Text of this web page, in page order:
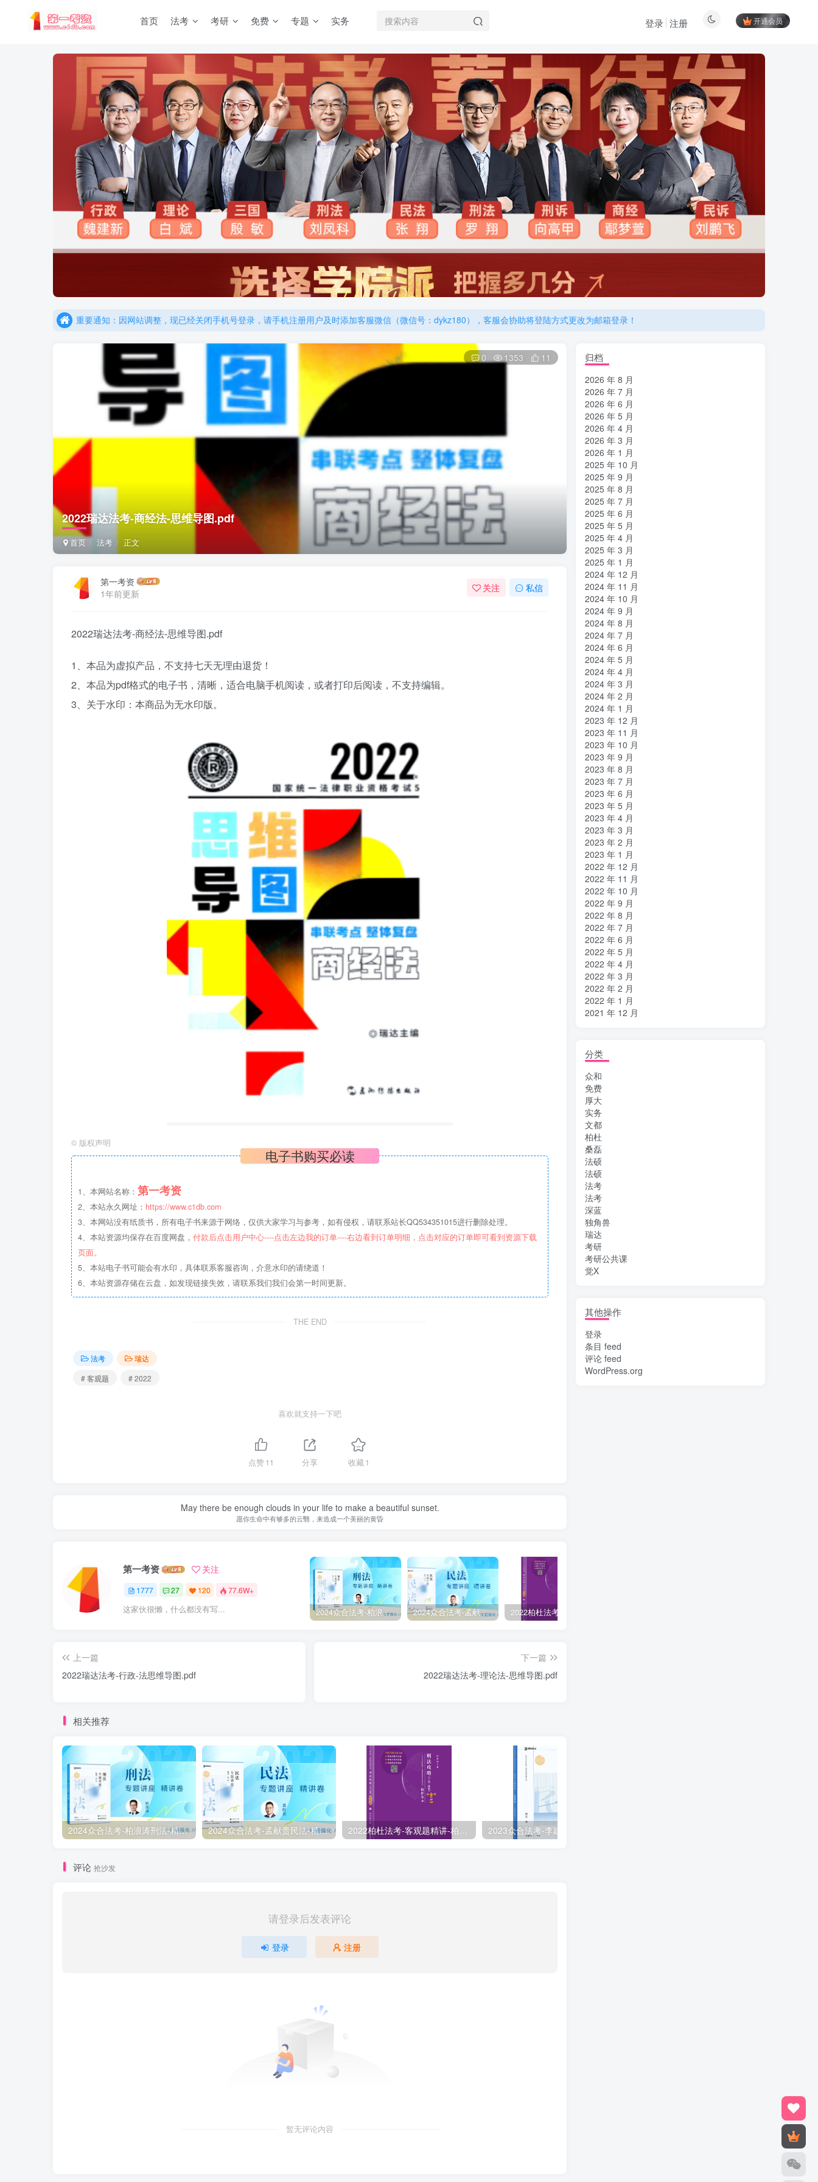
首页 法考 考研 免费 专题 实务 开通会员
登录 注册
重要通知：因网站调整，现已经关闭手机号登录，请手机注册用户及时添加客服微信（微信号：dykz180），客服会协助将登陆方式更改为邮箱登录！
更新提示：已经更新部分机构主观题法考资料，推荐厚大的考点清单，高清版，特别适合学习！
更新提示：已经更新部分机构主观题法考资料，推荐厚大的考点清单，高清版，特别适合学习！
2022瑞达法考-商经法-思维导图.pdf
首页 法考 正文
0 1353 11
第一考资
1年前更新
关注 私信
2022瑞达法考-商经法-思维导图.pdf
1、本品为虚拟产品，不支持七天无理由退货！
2、本品为pdf格式的电子书，清晰，适合电脑手机阅读，或者打印后阅读，不支持编辑。
3、关于水印：本商品为无水印版。
© 版权声明
电子书购买必读
1、本网站名称： 第一考资
2、本站永久网址： https://www.c1db.com
3、本网站没有纸质书，所有电子书来源于网络，仅供大家学习与参考，如有侵权，请联系站长QQ534351015进行删除处理。
4、本站资源均保存在百度网盘， 付款后点击用户中心----点击左边我的订单----右边看到订单明细，点击对应的订单即可看到资源下载
页面。
5、本站电子书可能会有水印，具体联系客服咨询，介意水印的请绕道！
6、本站资源存储在云盘，如发现链接失效，请联系我们我们会第一时间更新。
THE END
法考
瑞达
# 客观题
# 2022
喜欢就支持一下吧
点赞11 分享 收藏 1
May there be enough clouds in your life to make a beautiful sunset.
愿你生命中有够多的云翳，来造成一个美丽的黄昏
第一考资 关注
1777 27 120 77.6W+
这家伙很懒，什么都没有写... 2024众合法考-柏浪涛刑法-精讲卷pdf电子版（附视频1-76全） 2024众合法考-孟献贵民法-精讲卷.pdf
上一篇
2022瑞达法考-行政-法思维导图.pdf
下一篇
2022瑞达法考-理论法-思维导图.pdf
相关推荐
2024众合法考-柏浪涛刑法-精讲卷pdf电子版（附视频1-76全） 2024众合法考-孟献贵民法-精讲卷.pdf 2022柏杜法考-客观题精讲-柏浪涛刑法攻略.pdf
评论 抢沙发
请登录后发表评论
登录 注册
暂无评论内容
归档
2026 年 8 月
2026 年 7 月
2026 年 6 月
2026 年 5 月
2026 年 4 月
2026 年 3 月
2026 年 1 月
2025 年 10 月
2025 年 9 月
2025 年 8 月
2025 年 7 月
2025 年 6 月
2025 年 5 月
2025 年 4 月
2025 年 3 月
2025 年 1 月
2024 年 12 月
2024 年 11 月
2024 年 10 月
2024 年 9 月
2024 年 8 月
2024 年 7 月
2024 年 6 月
2024 年 5 月
2024 年 4 月
2024 年 3 月
2024 年 2 月
2024 年 1 月
2023 年 12 月
2023 年 11 月
2023 年 10 月
2023 年 9 月
2023 年 8 月
2023 年 7 月
2023 年 6 月
2023 年 5 月
2023 年 4 月
2023 年 3 月
2023 年 2 月
2023 年 1 月
2022 年 12 月
2022 年 11 月
2022 年 10 月
2022 年 9 月
2022 年 8 月
2022 年 7 月
2022 年 6 月
2022 年 5 月
2022 年 4 月
2022 年 3 月
2022 年 2 月
2022 年 1 月
2021 年 12 月
分类
众和
免费
厚大
实务
文都
柏杜
桑磊
法硕
法硕
法考
法考
深蓝
独角兽
瑞达
考研
考研公共课
觉X
其他操作
登录
条目 feed
评论 feed
WordPress.org